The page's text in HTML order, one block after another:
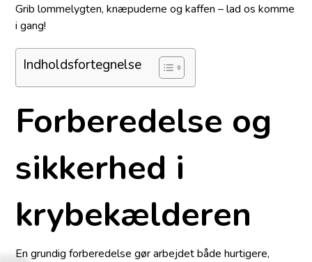
Grib lommelygten, knæpuderne og kaffen – lad os komme
i gang!
Indholdsfortegnelse
Forberedelse og
sikkerhed i
krybekælderen
En grundig forberedelse gør arbejdet både hurtigere,